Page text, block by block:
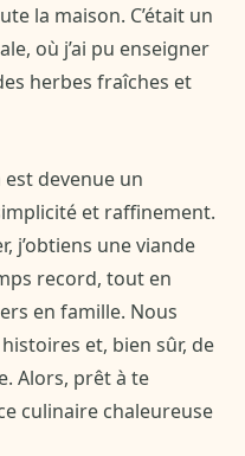
la maison. C’était un
où j’ai pu enseigner
herbes fraîches et
devenue un
et raffinement.
j’obtiens une viande
record, tout en
en famille. Nous
et, bien sûr, de
Alors, prêt à te
culinaire chaleureuse